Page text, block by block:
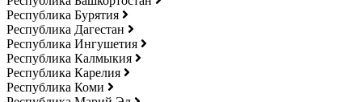
Республика Бурятия
Республика Дагестан
Республика Ингушетия
Республика Калмыкия
Республика Карелия
Республика Коми